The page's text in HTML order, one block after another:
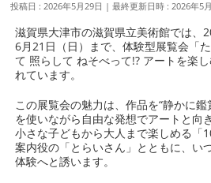
投稿日 : 2026年5月29日 最終更新日時 : 2026年5
滋賀県大津市の滋賀県立美術館では、
6月21日（日）まで、体験型展覧会「
て 照らして ねそべって!? アートを楽
れています。
この展覧会の魅力は、作品を“静かに
を使いながら自由な発想でアートと向
小さな子どもから大人まで楽しめる「
案内役の「とらいさん」とともに、い
体験へと誘います。